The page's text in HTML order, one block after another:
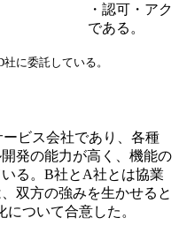
・認可・ア
である。
に委託している。
ビス会社であり、各種
発の能力が高く、機能の
る。B社とA社とは協業
双方の強みを生かせると
ついて合意した。